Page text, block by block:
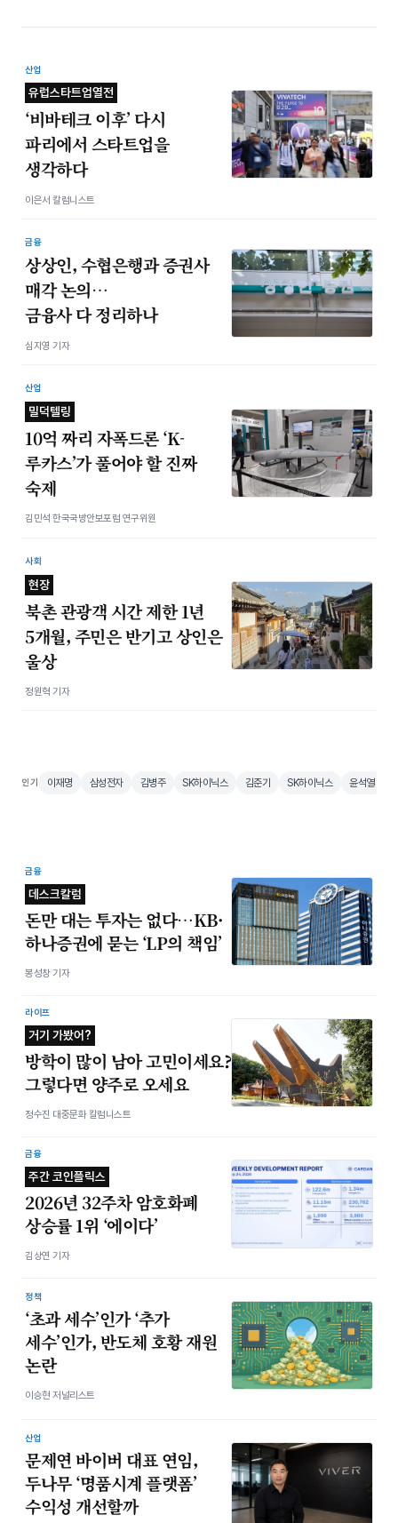
산업
유럽스타트업열전
‘비바테크 이후’ 다시
파리에서 스타트업을
생각하다
이은서 칼럼니스트
금융
상상인, 수협은행과 증권사
매각 논의…
금융사 다 정리하나
심지영 기자
산업
밀덕텔링
10억 짜리 자폭드론 ‘K-
루카스’가 풀어야 할 진짜
숙제
김민석 한국국방안보포럼 연구위원
사회
현장
북촌 관광객 시간 제한 1년
5개월, 주민은 반기고 상인은
울상
정원혁 기자
인기 이재명 삼성전자 김병주 SK하이닉스 김준기 SK하이닉스 윤석열
금융
데스크칼럼
돈만 대는 투자는 없다…KB·
하나증권에 묻는 ‘LP의 책임’
봉성창 기자
라이프
거기 가봤어?
방학이 많이 남아 고민이세요?
그렇다면 양주로 오세요
정수진 대중문화 칼럼니스트
금융
주간 코인플릭스
2026년 32주차 암호화폐
상승률 1위 ‘에이다’
김상연 기자
정책
‘초과 세수’인가 ‘추가
세수’인가, 반도체 호황 재원
논란
이승현 저널리스트
산업
문제연 바이버 대표 연임,
두나무 ‘명품시계 플랫폼’
수익성 개선할까